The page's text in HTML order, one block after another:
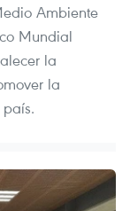
Ambiente
Mundial
la
la